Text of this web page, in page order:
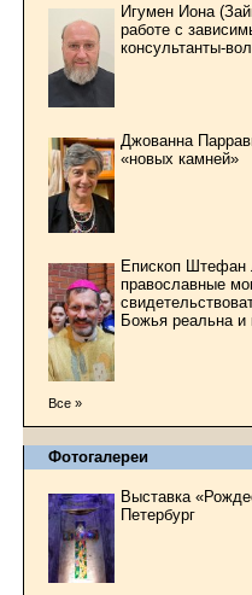
Игумен Иона
работе с
консультанты-
Джованна
«новых камней»
Епископ Штефан
православные
Божья реальна и
Все »
Фотогалереи
Выставка
Петербург